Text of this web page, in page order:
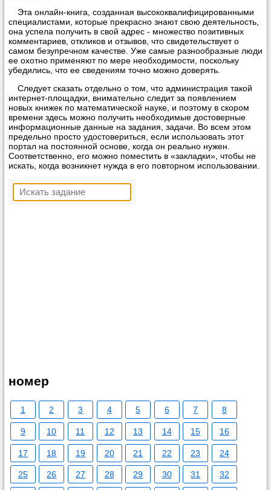
Эта онлайн-книга, созданная высококвалифицированными
специалистами, которые прекрасно знают свою деятельность,
она успела получить в свой адрес - множество позитивных
комментариев, откликов и отзывов, что свидетельствует о
самом безупречном качестве. Уже самые разнообразные люди
ее охотно применяют по мере необходимости, поскольку
убедились, что ее сведениям точно можно доверять.
Следует сказать отдельно о том, что администрация такой
интернет-площадки, внимательно следит за появлением
новых книжек по математической науке, и поэтому в скором
времени здесь можно получить необходимые достоверные
информационные данные на задания, задачи. Во всем этом
предельно просто удостовериться, если использовать этот
портал на постоянной основе, когда он реально нужен.
Соответственно, его можно поместить в «закладки», чтобы не
искать, когда возникнет нужда в его повторном использовании.
номер
1 2 3 4 5 6 7 8
9 10 11 12 13 14 15 16
17 18 19 20 21 22 23 24
25 26 27 28 29 30 31 32